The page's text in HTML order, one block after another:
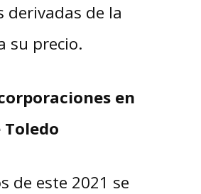
derivadas de la
su precio.
en
Toledo
de este 2021 se